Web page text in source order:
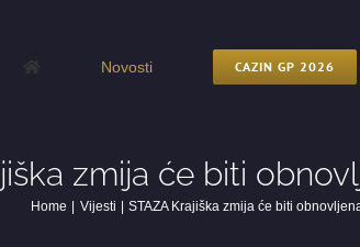
Novosti CAZIN GP 2026
zmija će biti
Home Vijesti STAZA Krajiška zmija će biti